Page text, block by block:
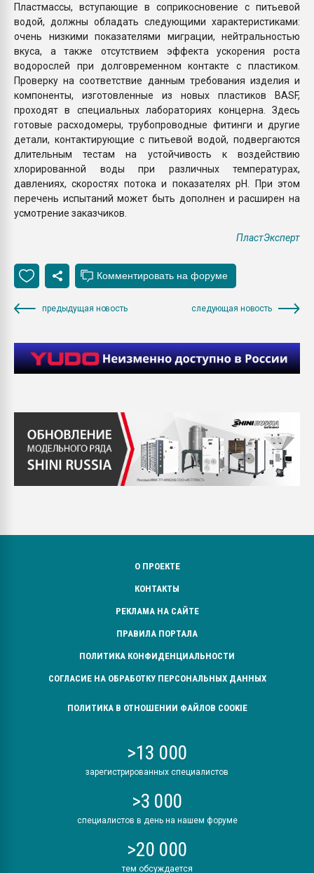
Пластмассы, вступающие в соприкосновение с питьевой
водой, должны обладать следующими характеристиками:
очень низкими показателями миграции, нейтральностью
вкуса, а также отсутствием эффекта ускорения роста
водорослей при долговременном контакте с пластиком.
Проверку на соответствие данным требования изделия и
компоненты, изготовленные из новых пластиков BASF,
проходят в специальных лабораториях концерна. Здесь
готовые расходомеры, трубопроводные фитинги и другие
детали, контактирующие с питьевой водой, подвергаются
длительным тестам на устойчивость к воздействию
хлорированной воды при различных температурах,
давлениях, скоростях потока и показателях pH. При этом
перечень испытаний может быть дополнен и расширен на
усмотрение заказчиков.
ПластЭксперт
предыдущая новость следующая новость
О ПРОЕКТЕ
КОНТАКТЫ
РЕКЛАМА НА САЙТЕ
ПРАВИЛА ПОРТАЛА
ПОЛИТИКА КОНФИДЕНЦИАЛЬНОСТИ
СОГЛАСИЕ НА ОБРАБОТКУ ПЕРСОНАЛЬНЫХ ДАННЫХ
ПОЛИТИКА В ОТНОШЕНИИ ФАЙЛОВ COOKIE
>13 000
зарегистрированных специалистов
>3 000
специалистов в день на нашем форуме
>20 000
тем обсуждается